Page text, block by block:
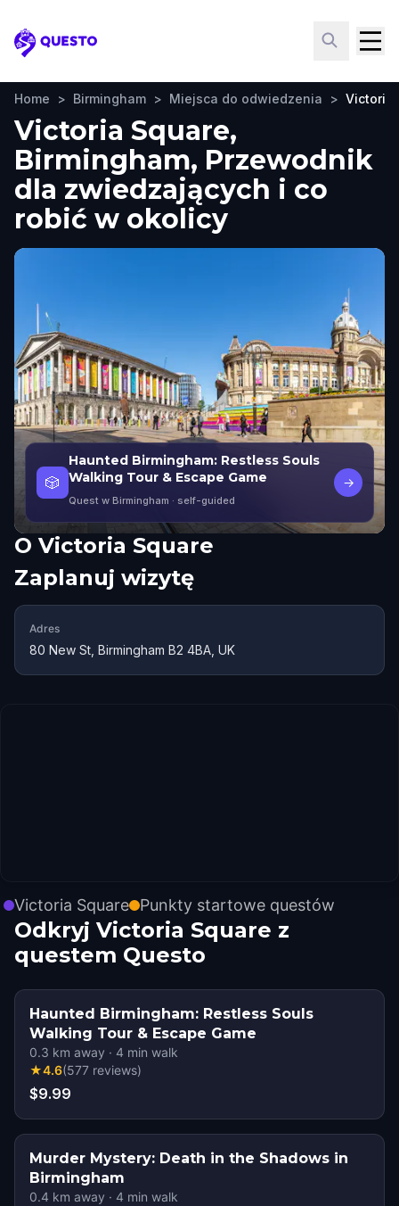
Questo
Home > Birmingham > Miejsca do odwiedzenia > Victoria
Victoria Square,
Birmingham, Przewodnik
dla zwiedzających i co
robić w okolicy
🎲
Haunted Birmingham: Restless Souls
Walking Tour & Escape Game
Quest w Birmingham · self-guided
→
O Victoria Square
Zaplanuj wizytę
Adres
80 New St, Birmingham B2 4BA, UK
Victoria Square Punkty startowe questów
Odkryj Victoria Square z
questem Questo
Haunted Birmingham: Restless Souls
Walking Tour & Escape Game
0.3 km away · 4 min walk
★4.6(577 reviews)
$9.99
Murder Mystery: Death in the Shadows in
Birmingham
0.4 km away · 4 min walk